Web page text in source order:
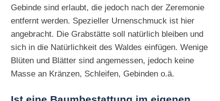
Gebinde sind erlaubt, die jedoch nach der Zeremonie
entfernt werden. Spezieller Urnenschmuck ist hier
angebracht. Die Grabstätte soll natürlich bleiben und
sich in die Natürlichkeit des Waldes einfügen. Wenige
Blüten und Blätter sind angemessen, jedoch keine
Masse an Kränzen, Schleifen, Gebinden o.ä.